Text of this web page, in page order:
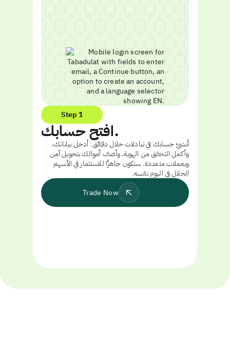
Step 1
افتح حسابك.
أنشئ حسابك في تبادلات خلال دقائق: أدخل بياناتك،
وأكمل التحقق من الهوية، وأضف أموالك بتحويل آمن
وبعملات متعددة. ستكون جاهزًا للاستثمار في الأسهم
الحلال في اليوم نفسه.
Trade Now